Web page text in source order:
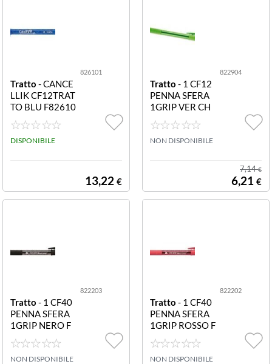
826101
Tratto - CANCE
LLIK CF12TRAT
TO BLU F82610
1 CF12TRATTO
CANCELLIK BL
U
DISPONIBILE
13,22 €
822904
Tratto - 1 CF12
PENNA SFERA
1GRIP VER CH
F822904 CF12
PENNA SFERA
TRATTO 1GRIP
NON DISPONIBILE
7,14€
6,21 €
822203
Tratto - 1 CF40
PENNA SFERA
1GRIP NERO F
822203 CF40P
ENNA SFERA T
RATTO 1GRIP
NON DISPONIBILE
822202
Tratto - 1 CF40
PENNA SFERA
1GRIP ROSSO F
822202 CF40P
ENNA SFERA T
RATTO 1GRIP R
NON DISPONIBILE